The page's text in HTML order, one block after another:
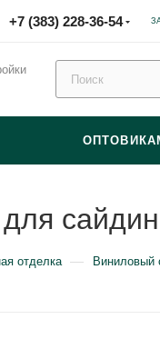
+7 (383) 228-36-54
отделка — Виниловый